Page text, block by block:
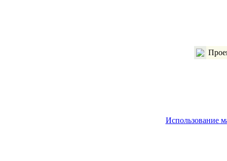
Использование